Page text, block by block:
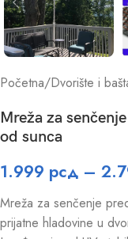
Početna/Dvorište i
Mreža za
od sunca
1.999 рсд –
Mreža za senčenje
prijatne hladovine u